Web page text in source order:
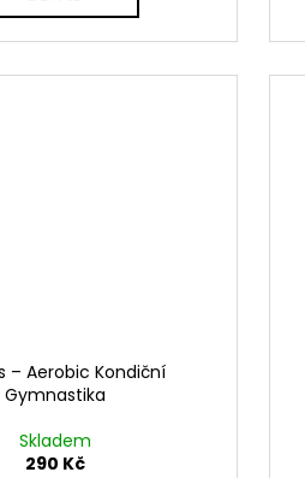
‎– Aerobic Kondiční
Gymnastika
Skladem
290 Kč